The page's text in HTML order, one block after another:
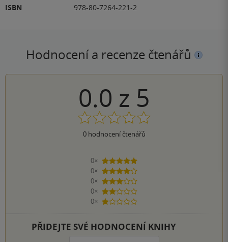
ISBN
978-80-7264-221-2
Hodnocení a recenze čtenářů
0.0 z 5
0hodnocení čtenářů
0×
5 hvězdiček
0×
4 hvězdičky
0×
3 hvězdičky
0×
2 hvězdičky
0×
1 hvezdička
PŘIDEJTE SVÉ HODNOCENÍ KNIHY